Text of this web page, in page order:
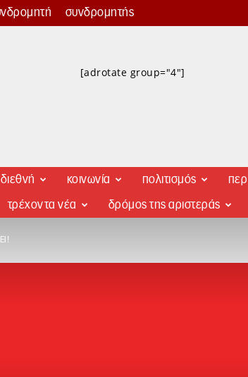
συνδρομητής
[adrotate group="4"]
διεθνή κοινωνία πολιτισμός
τρέχοντα νέα δρόμος της αριστεράς